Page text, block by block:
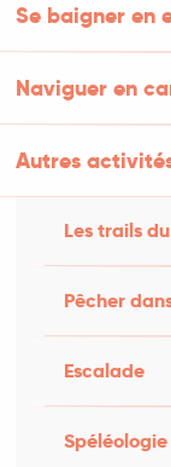
Se baigner en
Naviguer en
Autres
Les trails
Pêcher
Escalade
Spéléologie
10